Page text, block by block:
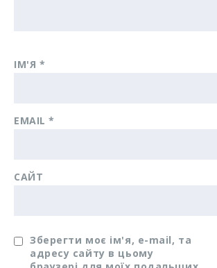
ІМ'Я *
EMAIL*
САЙТ
Зберегти моє ім'я, e-mail, та
адресу сайту в цьому